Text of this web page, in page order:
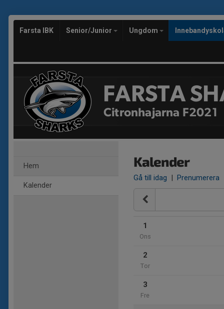
Farsta IBK Senior/Junior Ungdom
FARSTA
Citronhajarna F2021
Hem
Kalender
Kalender
Gå till idag | Prenumerera
1
Ons
2
Tor
3
Fre